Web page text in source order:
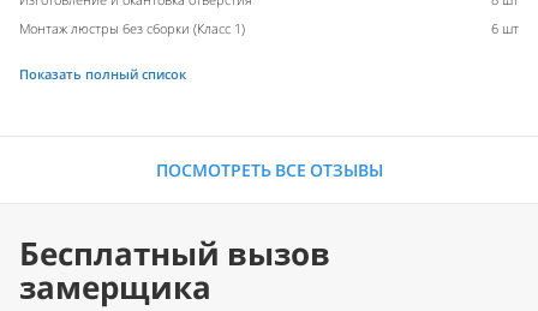
Монтаж люстры без сборки (Класс 1)
6 шт
Показать полный список
ПОСМОТРЕТЬ ВСЕ ОТЗЫВЫ
Бесплатный вызов
замерщика